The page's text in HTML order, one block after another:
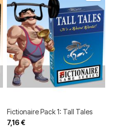
Fictionaire Pack 1: Tall Tales
7,16 €